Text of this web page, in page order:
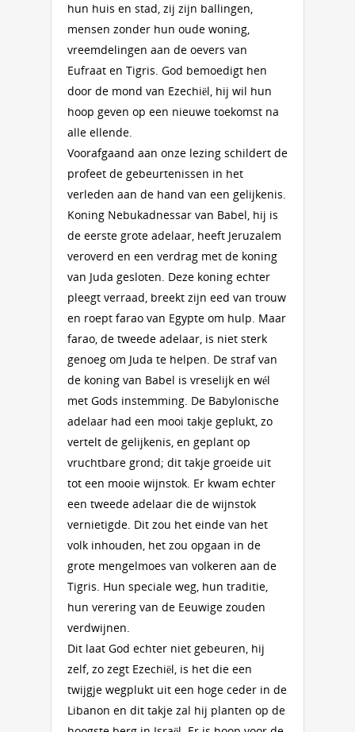
hun huis en stad, zij zijn ballingen,
mensen zonder hun oude woning,
vreemdelingen aan de oevers van
Eufraat en Tigris. God bemoedigt hen
door de mond van Ezechiël, hij wil hun
hoop geven op een nieuwe toekomst na
alle ellende.
Voorafgaand aan onze lezing schildert de
profeet de gebeurtenissen in het
verleden aan de hand van een gelijkenis.
Koning Nebukadnessar van Babel, hij is
de eerste grote adelaar, heeft Jeruzalem
veroverd en een verdrag met de koning
van Juda gesloten. Deze koning echter
pleegt verraad, breekt zijn eed van trouw
en roept farao van Egypte om hulp. Maar
farao, de tweede adelaar, is niet sterk
genoeg om Juda te helpen. De straf van
de koning van Babel is vreselijk en wél
met Gods instemming. De Babylonische
adelaar had een mooi takje geplukt, zo
vertelt de gelijkenis, en geplant op
vruchtbare grond; dit takje groeide uit
tot een mooie wijnstok. Er kwam echter
een tweede adelaar die de wijnstok
vernietigde. Dit zou het einde van het
volk inhouden, het zou opgaan in de
grote mengelmoes van volkeren aan de
Tigris. Hun speciale weg, hun traditie,
hun verering van de Eeuwige zouden
verdwijnen.
Dit laat God echter niet gebeuren, hij
zelf, zo zegt Ezechiël, is het die een
twijgje wegplukt uit een hoge ceder in de
Libanon en dit takje zal hij planten op de